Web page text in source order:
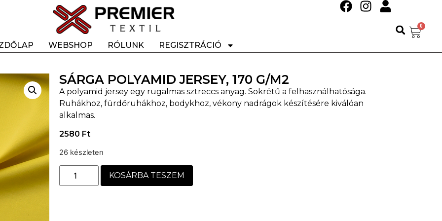
0
WEBSHOP RÓLUNK REGISZTRÁCIÓ
SÁRGA POLYAMID JERSEY, 170 G/M2
A polyamid jersey egy rugalmas sztreccs anyag. Sokrétű a felhasználhatósága.
Ruhákhoz, fürdőruhákhoz, bodykhoz, vékony nadrágok készítésére kiválóan
alkalmas.
2580 Ft
26 készleten
KOSÁRBA TESZEM